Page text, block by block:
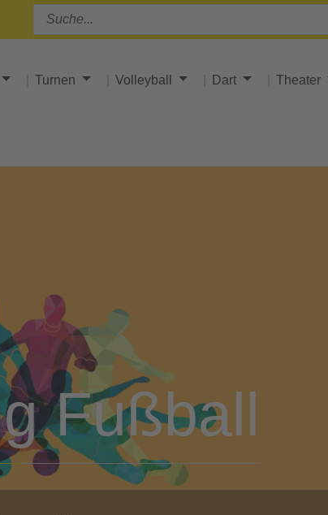
Turnen Volleyball Dart Theater
Turnen